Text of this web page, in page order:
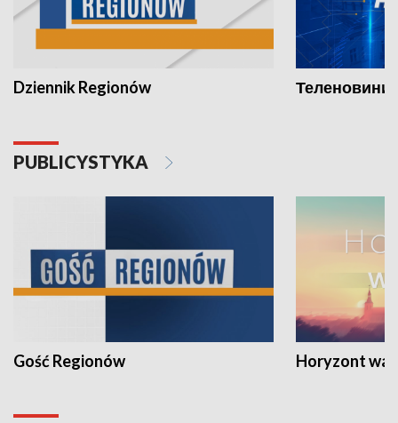
Dziennik Regionów Теленовини
PUBLICYSTYKA
Gość Regionów Horyzont